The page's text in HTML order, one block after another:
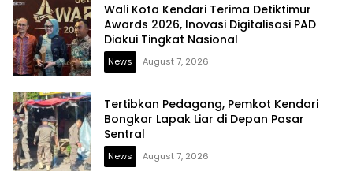
Wali Kota Kendari Terima Detiktimur
Awards 2026, Inovasi Digitalisasi PAD
Diakui Tingkat Nasional
News August 7, 2026
Tertibkan Pedagang, Pemkot Kendari
Bongkar Lapak Liar di Depan Pasar
Sentral
News August 7, 2026